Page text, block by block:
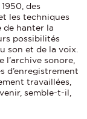
des
les techniques
de hanter la
possibilités
son et de la voix.
sonore,
d’enregistrement
travaillées,
semble-t-il,